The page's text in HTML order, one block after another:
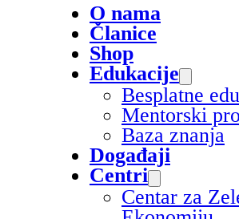
O nama
Članice
Shop
Edukacije
Besplatne
Mentorski
Baza znanja
Događaji
Centri
Centar za